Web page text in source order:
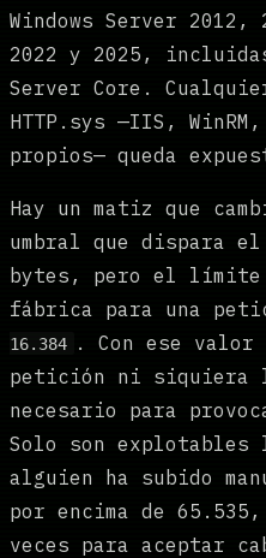
Windows Server 2012,
2022 y 2025,
Server Core.
HTTP.sys —IIS,
propios— queda
Hay un matiz que
umbral que dispara
bytes, pero el límite
fábrica para una
16.384
. Con ese
petición ni siquiera
necesario para
Solo son explotables
alguien ha subido
por encima de
veces para aceptar